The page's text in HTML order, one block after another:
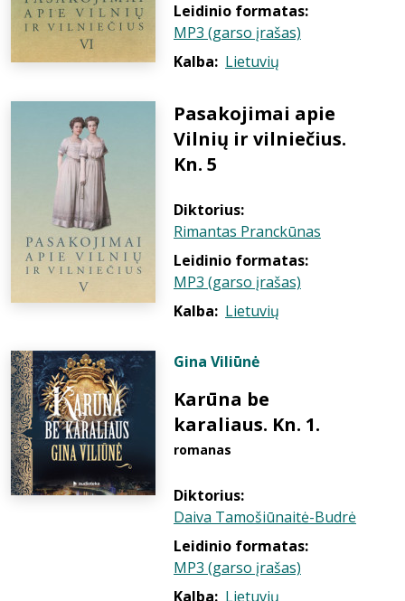
Leidinio formatas:
MP3 (garso įrašas)
Kalba: Lietuvių
Pasakojimai apie
Vilnių ir vilniečius.
Kn. 5
Diktorius:
Rimantas Pranckūnas
Leidinio formatas:
MP3 (garso įrašas)
Kalba: Lietuvių
Gina Viliūnė
Karūna be
karaliaus. Kn. 1.
romanas
Diktorius:
Daiva Tamošiūnaitė-Budrė
Leidinio formatas:
MP3 (garso įrašas)
Kalba: Lietuvių